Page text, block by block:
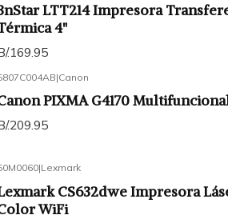
LTT214 Impresora
4"
.169.95
|Canon
PIXMA G4170
.209.95
|Lexmark
CS632dwe Impresora
WiFi